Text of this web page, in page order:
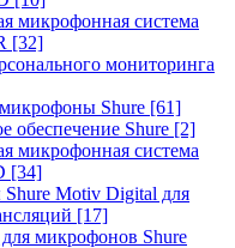
микрофонная система
[32]
мониторинга
Shure [61]
обеспечение Shure [2]
микрофонная система
[34]
Motiv Digital для
[17]
микрофонов Shure